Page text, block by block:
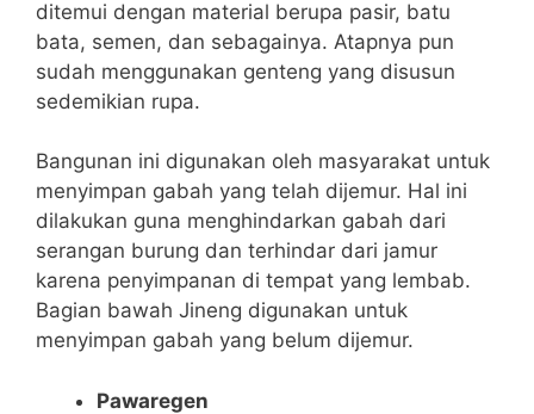
ditemui dengan material berupa pasir, batu
bata, semen, dan sebagainya. Atapnya pun
sudah menggunakan genteng yang disusun
sedemikian rupa.
Bangunan ini digunakan oleh masyarakat untuk
menyimpan gabah yang telah dijemur. Hal ini
dilakukan guna menghindarkan gabah dari
serangan burung dan terhindar dari jamur
karena penyimpanan di tempat yang lembab.
Bagian bawah Jineng digunakan untuk
menyimpan gabah yang belum dijemur.
Pawaregen